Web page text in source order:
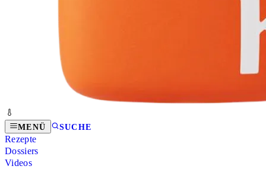
MENÜ SUCHE
Rezepte
Dossiers
Videos